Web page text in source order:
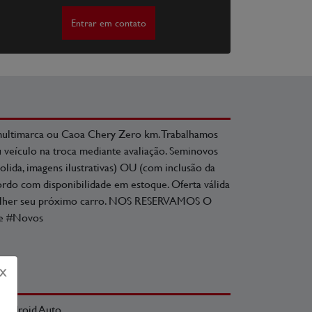
Entrar em contato
ou Caoa Chery Zero km. Trabalhamos
na troca mediante avaliação. Seminovos
imagens ilustrativas) OU (com inclusão da
com disponibilidade em estoque. Oferta válida
seu próximo carro. NOS RESERVAMOS O
#Novos
Android Auto
X